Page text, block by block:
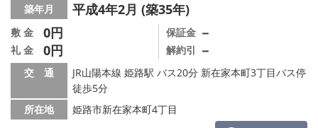
築年月 平成4年2月 (築35年)
敷 金 0円
礼 金 0円
保証金 －
解約引 －
交 通
JR山陽本線 姫路駅 バス20分 新在家本町3丁目バス停
徒歩5分
所在地
姫路市新在家本町4丁目